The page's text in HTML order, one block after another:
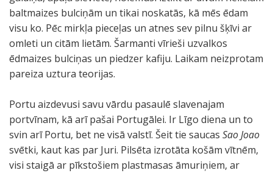
baltmaizes bulciņām un tikai noskatās, kā mēs ēdam
visu ko. Pēc mirkļa pieceļas un atnes sev pilnu šķīvi ar
omleti un citām lietām. Šarmanti vīrieši uzvalkos
ēdmaizes bulciņas un piedzer kafiju. Laikam neizprotam
pareiza uztura teorijas.
Portu aizdevusi savu vārdu pasaulē slavenajam
portvīnam, kā arī pašai Portugālei. Ir Līgo diena un to
svin arī Portu, bet ne visā valstī. Šeit tie saucas Sao Joao
svētki, kaut kas par Juri. Pilsēta izrotāta košām vītnēm,
visi staigā ar pīkstošiem plastmasas āmuriņiem, ar